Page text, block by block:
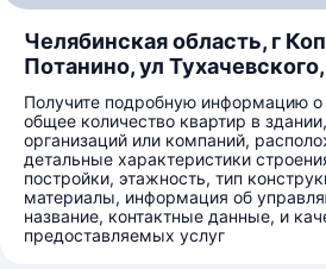
Челябинская область, г
Потанино, ул
Получите подробную информацию
общее количество квартир в
организаций или компаний,
детальные характеристики
постройки, этажность, тип
материалы, информация об
название, контактные данные, и
предоставляемых услуг